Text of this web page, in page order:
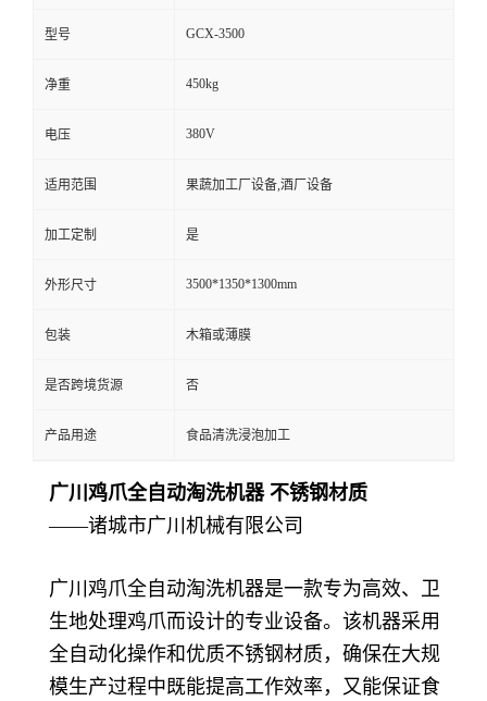
型号 GCX-3500
净重 450kg
电压 380V
适用范围 果蔬加工厂设备,酒厂设备
加工定制 是
外形尺寸 3500*1350*1300mm
包装 木箱或薄膜
是否跨境货源 否
产品用途 食品清洗浸泡加工
广川鸡爪全自动淘洗机器 不锈钢材质
——诸城市广川机械有限公司
广川鸡爪全自动淘洗机器是一款专为高效、卫
生地处理鸡爪而设计的专业设备。该机器采用
全自动化操作和优质不锈钢材质，确保在大规
模生产过程中既能提高工作效率，又能保证食